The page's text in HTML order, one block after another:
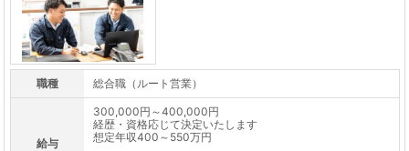
職種 総合職（ルート営業）
給与
300,000円～400,000円
経歴・資格応じて決定いたします
想定年収400～550万円